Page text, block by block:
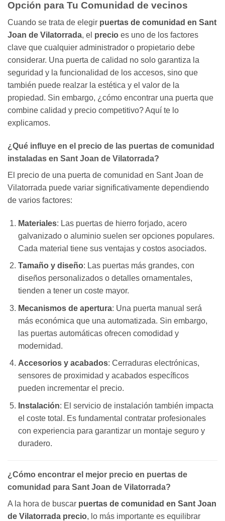
Opción para Tu Comunidad de vecinos
Cuando se trata de elegir puertas de comunidad en Sant
Joan de Vilatorrada, el precio es uno de los factores
clave que cualquier administrador o propietario debe
considerar. Una puerta de calidad no solo garantiza la
seguridad y la funcionalidad de los accesos, sino que
también puede realzar la estética y el valor de la
propiedad. Sin embargo, ¿cómo encontrar una puerta que
combine calidad y precio competitivo? Aquí te lo
explicamos.
¿Qué influye en el precio de las puertas de comunidad
instaladas en Sant Joan de Vilatorrada?
El precio de una puerta de comunidad en Sant Joan de
Vilatorrada puede variar significativamente dependiendo
de varios factores:
Materiales: Las puertas de hierro forjado, acero
galvanizado o aluminio suelen ser opciones populares.
Cada material tiene sus ventajas y costos asociados.
Tamaño y diseño: Las puertas más grandes, con
diseños personalizados o detalles ornamentales,
tienden a tener un coste mayor.
Mecanismos de apertura: Una puerta manual será
más económica que una automatizada. Sin embargo,
las puertas automáticas ofrecen comodidad y
modernidad.
Accesorios y acabados: Cerraduras electrónicas,
sensores de proximidad y acabados específicos
pueden incrementar el precio.
Instalación: El servicio de instalación también impacta
el coste total. Es fundamental contratar profesionales
con experiencia para garantizar un montaje seguro y
duradero.
¿Cómo encontrar el mejor precio en puertas de
comunidad para Sant Joan de Vilatorrada?
A la hora de buscar puertas de comunidad en Sant Joan
de Vilatorrada precio, lo más importante es equilibrar